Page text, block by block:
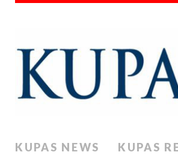
KUPAS NEWS KUPAS